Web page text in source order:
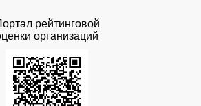
рейтинговой
организаций